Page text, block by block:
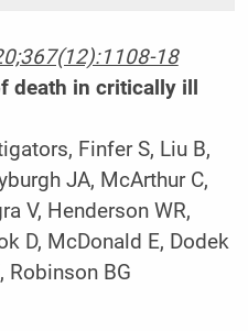
18
death in critically ill
Finfer S, Liu B,
JA, McArthur C,
V, Henderson WR,
D, McDonald E, Dodek
Robinson BG